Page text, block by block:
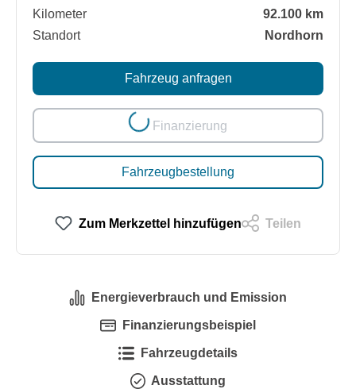
Kilometer
92.100 km
Standort
Nordhorn
Fahrzeug anfragen
Loading...
Finanzierung
Fahrzeugbestellung
Zum Merkzettel hinzufügen Teilen
Energieverbrauch und Emission
Finanzierungsbeispiel
Fahrzeugdetails
Ausstattung